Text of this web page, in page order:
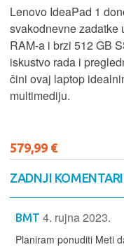
Lenovo IdeaPad 1
svakodnevne zadatke
RAM-a i brzi 512 GB
iskustvo rada i
čini ovaj laptop
multimediju.
579,99 €
ZADNJI
BMT 4. rujna 2023.
Planiram ponuditi Meti